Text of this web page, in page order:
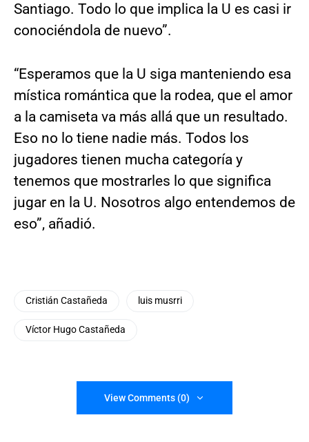
Santiago. Todo lo que implica la U es casi ir
conociéndola de nuevo”.
“Esperamos que la U siga manteniendo esa
mística romántica que la rodea, que el amor
a la camiseta va más allá que un resultado.
Eso no lo tiene nadie más. Todos los
jugadores tienen mucha categoría y
tenemos que mostrarles lo que significa
jugar en la U. Nosotros algo entendemos de
eso”, añadió.
Cristián Castañeda luis musrri
Víctor Hugo Castañeda
View Comments (0)